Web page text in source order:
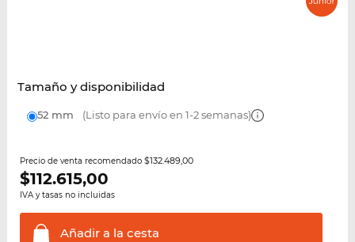
Tamaño y disponibilidad
52 mm (Listo para envío en 1-2 semanas)
Precio de venta recomendado $132.489,00
$112.615,00
IVA y tasas no incluidas
Añadir a la cesta